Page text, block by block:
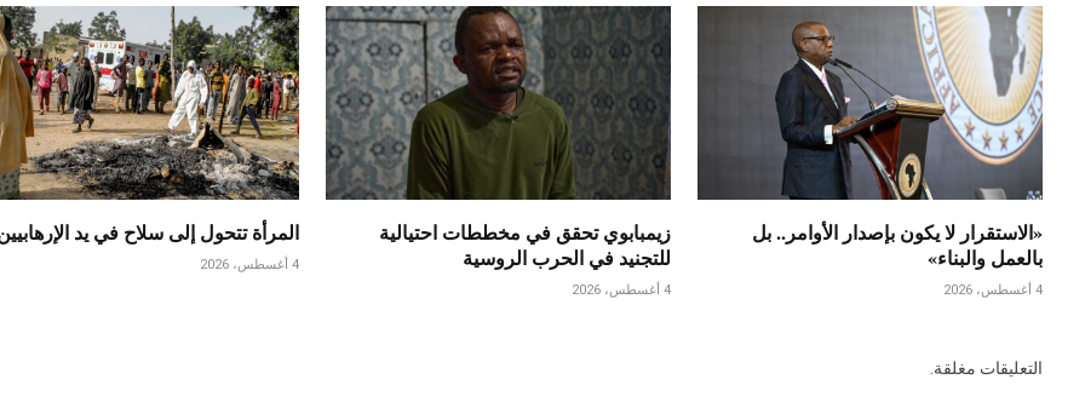
«الاستقرار لا يكون بإصدار الأوامر.. بل
بالعمل والبناء»
4 أغسطس، 2026
زيمبابوي تحقق في مخططات احتيالية
للتجنيد في الحرب الروسية
4 أغسطس، 2026
المرأة تتحول إلى سلاح في يد
4 أغسطس، 2026
التعليقات مغلقة.